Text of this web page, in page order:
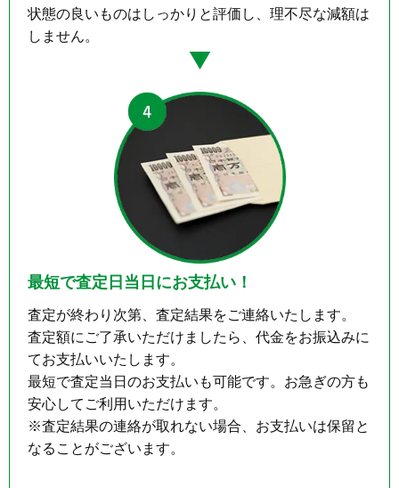
状態の良いものはしっかりと評価し、理不尽な減額は
最短で査定日当日にお支払い！
査定が終わり次第、査定結果をご連絡いたします。
査定額にご了承いただけましたら、代金をお振込みに
てお支払いいたします。
最短で査定当日のお支払いも可能です。お急ぎの方も
安心してご利用いただけます。
※査定結果の連絡が取れない場合、お支払いは保留と